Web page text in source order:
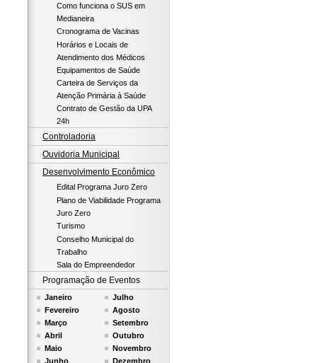
Como funciona o SUS em
Medianeira
Cronograma de Vacinas
Horários e Locais de
Atendimento dos Médicos
Equipamentos de Saúde
Carteira de Serviços da
Atenção Primária à Saúde
Contrato de Gestão da UPA
24h
Controladoria
Ouvidoria Municipal
Desenvolvimento Econômico
Edital Programa Juro Zero
Plano de Viabilidade Programa
Juro Zero
Turismo
Conselho Municipal do
Trabalho
Sala do Empreendedor
Programação de Eventos
Janeiro
Fevereiro
Março
Abril
Maio
Junho
Julho
Agosto
Setembro
Outubro
Novembro
Dezembro